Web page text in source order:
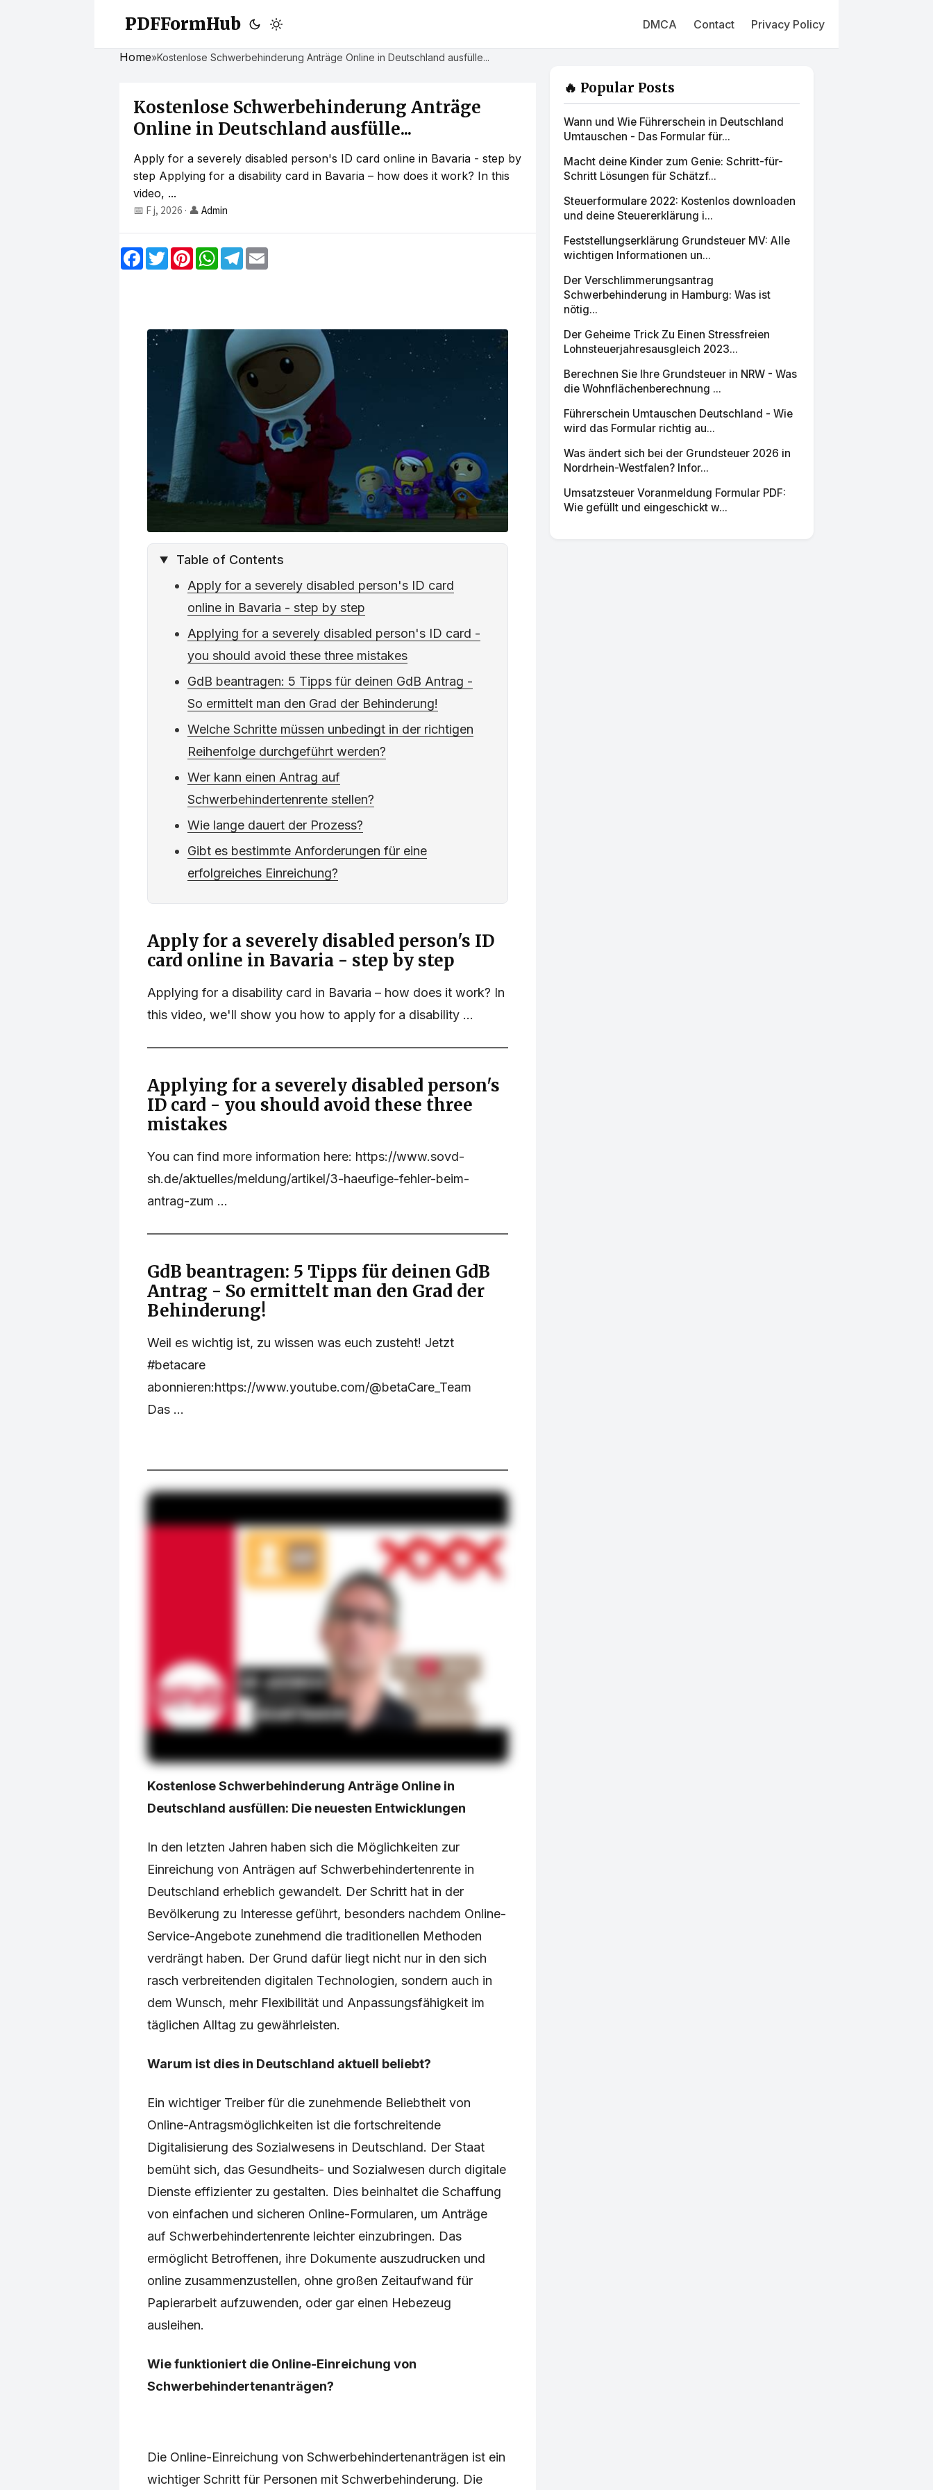
PDFFormHub DMCA Contact Privacy Policy
Home»Kostenlose Schwerbehinderung Anträge Online in Deutschland ausfülle...
Kostenlose Schwerbehinderung Anträge
Online in Deutschland ausfülle...
Apply for a severely disabled person's ID card online in Bavaria - step by
step Applying for a disability card in Bavaria – how does it work? In this
video, ...
📅 F j, 2026 · 👤 Admin
F
a
k
T
w
P
s
W
h
p
T
e
m
Table of Contents
Apply for a severely disabled person's ID card
online in Bavaria - step by step
Applying for a severely disabled person's ID card -
you should avoid these three mistakes
GdB beantragen: 5 Tipps für deinen GdB Antrag -
So ermittelt man den Grad der Behinderung!
Welche Schritte müssen unbedingt in der richtigen
Reihenfolge durchgeführt werden?
Wer kann einen Antrag auf
Schwerbehindertenrente stellen?
Wie lange dauert der Prozess?
Gibt es bestimmte Anforderungen für eine
erfolgreiches Einreichung?
Apply for a severely disabled person's ID
card online in Bavaria - step by step
Applying for a disability card in Bavaria – how does it work? In
this video, we'll show you how to apply for a disability ...
Applying for a severely disabled person's
ID card - you should avoid these three
mistakes
You can find more information here: https://www.sovd-
sh.de/aktuelles/meldung/artikel/3-haeufige-fehler-beim-
antrag-zum ...
GdB beantragen: 5 Tipps für deinen GdB
Antrag - So ermittelt man den Grad der
Behinderung!
Weil es wichtig ist, zu wissen was euch zusteht! Jetzt
#betacare
abonnieren:https://www.youtube.com/@betaCare_Team
Das ...
Kostenlose Schwerbehinderung Anträge Online in
Deutschland ausfüllen: Die neuesten Entwicklungen
In den letzten Jahren haben sich die Möglichkeiten zur
Einreichung von Anträgen auf Schwerbehindertenrente in
Deutschland erheblich gewandelt. Der Schritt hat in der
Bevölkerung zu Interesse geführt, besonders nachdem Online-
Service-Angebote zunehmend die traditionellen Methoden
verdrängt haben. Der Grund dafür liegt nicht nur in den sich
rasch verbreitenden digitalen Technologien, sondern auch in
dem Wunsch, mehr Flexibilität und Anpassungsfähigkeit im
täglichen Alltag zu gewährleisten.
Warum ist dies in Deutschland aktuell beliebt?
Ein wichtiger Treiber für die zunehmende Beliebtheit von
Online-Antragsmöglichkeiten ist die fortschreitende
Digitalisierung des Sozialwesens in Deutschland. Der Staat
bemüht sich, das Gesundheits- und Sozialwesen durch digitale
Dienste effizienter zu gestalten. Dies beinhaltet die Schaffung
von einfachen und sicheren Online-Formularen, um Anträge
auf Schwerbehindertenrente leichter einzubringen. Das
ermöglicht Betroffenen, ihre Dokumente auszudrucken und
online zusammenzustellen, ohne großen Zeitaufwand für
Papierarbeit aufzuwenden, oder gar einen Hebezeug
ausleihen.
Wie funktioniert die Online-Einreichung von
Schwerbehindertenanträgen?
Die Online-Einreichung von Schwerbehindertenanträgen ist ein
wichtiger Schritt für Personen mit Schwerbehinderung. Die
🔥 Popular Posts
Wann und Wie Führerschein in Deutschland
Umtauschen - Das Formular für...
Macht deine Kinder zum Genie: Schritt-für-
Schritt Lösungen für Schätzf...
Steuerformulare 2022: Kostenlos downloaden
und deine Steuererklärung i...
Feststellungserklärung Grundsteuer MV: Alle
wichtigen Informationen un...
Der Verschlimmerungsantrag
Schwerbehinderung in Hamburg: Was ist
nötig...
Der Geheime Trick Zu Einen Stressfreien
Lohnsteuerjahresausgleich 2023...
Berechnen Sie Ihre Grundsteuer in NRW - Was
die Wohnflächenberechnung ...
Führerschein Umtauschen Deutschland - Wie
wird das Formular richtig au...
Was ändert sich bei der Grundsteuer 2026 in
Nordrhein-Westfalen? Infor...
Umsatzsteuer Voranmeldung Formular PDF:
Wie gefüllt und eingeschickt w...